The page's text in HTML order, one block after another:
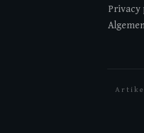
Privacy